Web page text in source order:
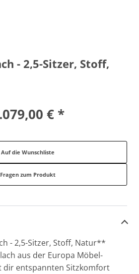
- 2,5-Sitzer, Stoff,
€ *
Auf die Wunschliste
Fragen zum Produkt
- 2,5-Sitzer, Stoff, Natur**
aus der Europa Möbel-
dir entspannten Sitzkomfort